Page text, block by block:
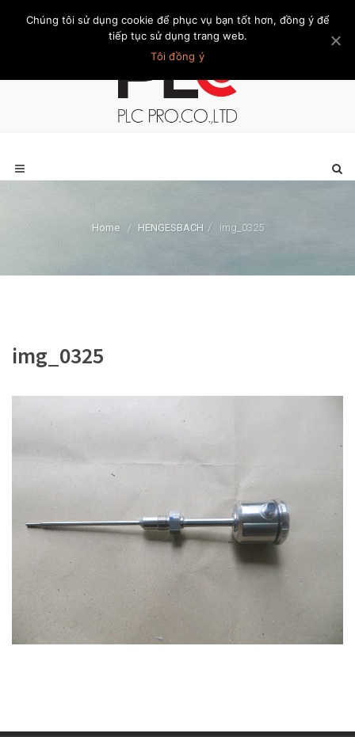
Trang chủ Giới thiệu Khách hàng Liên hệ Thành viên
Home / HENGESBACH / img_0325
img_0325
Chúng tôi sử dụng cookie để phục vụ bạn tốt hơn, đồng ý để
tiếp tục sử dụng trang web.
Tôi đồng ý